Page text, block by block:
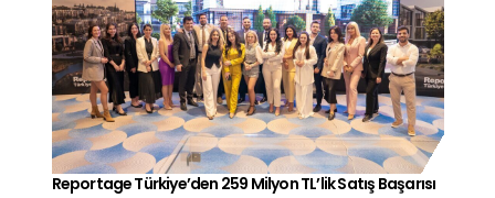
Reportage Türkiye’den 259 Milyon TL’lik Satış Başarısı